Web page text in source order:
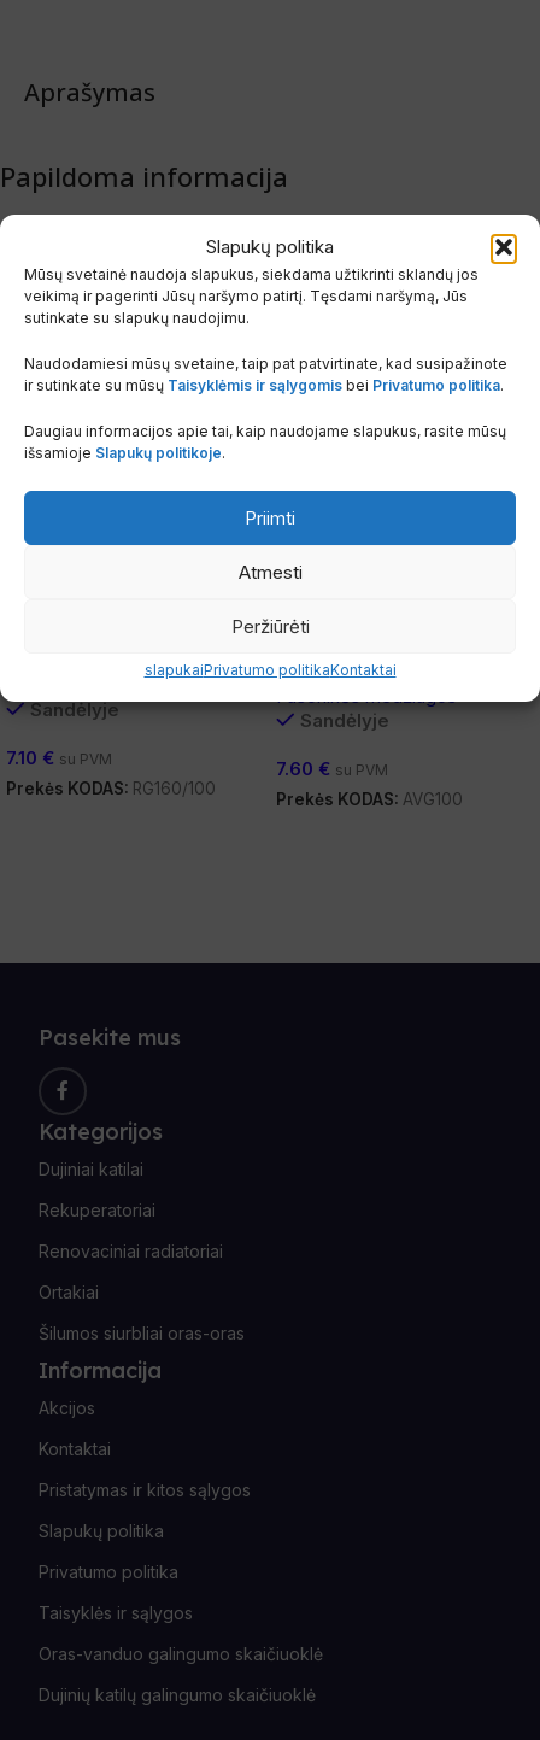
Slapukų politika
Mūsų svetainė naudoja slapukus, siekdama užtikrinti sklandų jos
veikimą ir pagerinti Jūsų naršymo patirtį. Tęsdami naršymą, Jūs
sutinkate su slapukų naudojimu.
Naudodamiesi mūsų svetaine, taip pat patvirtinate, kad susipažinote
ir sutinkate su mūsų Taisyklėmis ir sąlygomis bei Privatumo politika.
Daugiau informacijos apie tai, kaip naudojame slapukus, rasite mūsų
išsamioje Slapukų politikoje.
Priimti
Atmesti
Peržiūrėti
slapukaiPrivatumo politikaKontaktai
Aprašymas
Papildoma informacija
Burgerhout
Susiję produktai
Fasoninės medžiagos
Sandėlyje
7.10 € su PVM
Prekės KODAS: RG160/100
Vožtuvas atbulinis be
Sandėlyje
7.60 € su PVM
Prekės KODAS: AVG100
Pasekite mus
Kategorijos
Dujiniai katilai
Rekuperatoriai
Renovaciniai radiatoriai
Ortakiai
Šilumos siurbliai oras-oras
Informacija
Akcijos
Kontaktai
Pristatymas ir kitos sąlygos
Slapukų politika
Privatumo politika
Taisyklės ir sąlygos
Oras-vanduo galingumo skaičiuoklė
Dujinių katilų galingumo skaičiuoklė